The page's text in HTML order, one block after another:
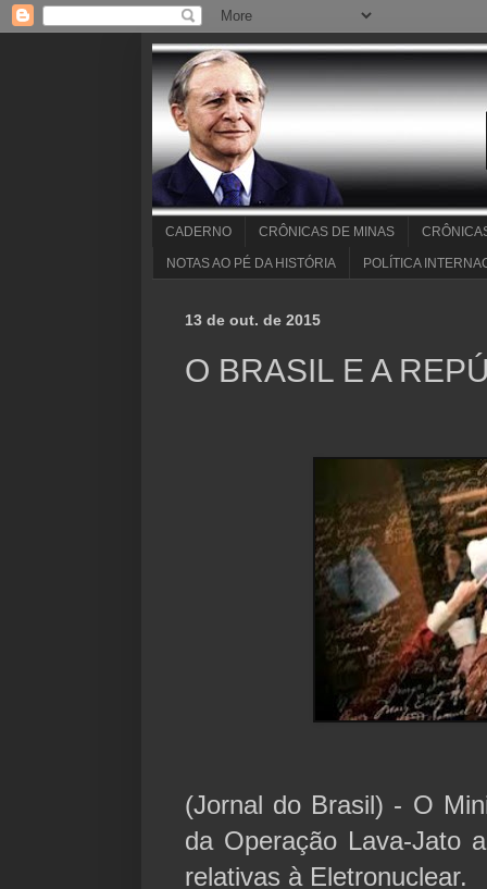
CADERNO CRÔNICAS DE MINAS
NOTAS AO PÉ DA HISTÓRIA POLÍTICA
13 de out. de 2015
O BRASIL E A
(Jornal do Brasil) - O
da Operação Lava-Jato
relativas à Eletronuclear.